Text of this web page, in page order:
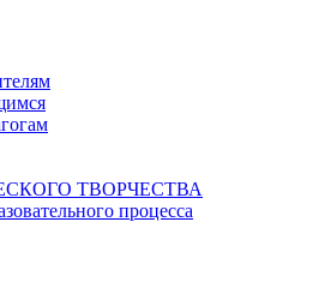
ТВОРЧЕСТВА
процесса